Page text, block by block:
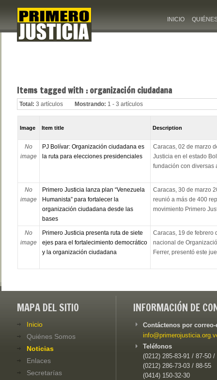
INICIO
Items tagged with : organización ciudadana
Total: 3 artículos Mostrando: 1 - 3 artículos
Image Item title Description
No
image
PJ Bolívar: Organización ciudadana es
la ruta para elecciones presidenciales
Caracas, 02 de marzo
Justicia en el estado
fundación con diversas
No
image
Primero Justicia lanza plan “Venezuela
Humanista” para fortalecer la
organización ciudadana desde las
bases
Caracas, 30 de marzo
reunió a más de 400
movimiento Primero
No
image
Primero Justicia presenta ruta de siete
ejes para el fortalecimiento democrático
y la organización ciudadana
Caracas, 19 de febrero
nacional de
Ferrer, presentó este
MAPA DEL SITIO
Inicio
Quiénes Somos
Noticias
Enlaces
Secretarías
INFORMACIÓN DE
Contáctenos por
Teléfonos
(0212) 285-83-91 / 87-50 /
(0212) 286-73-03 / 88-55
(0414) 150-32-30